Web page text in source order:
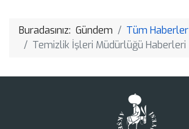
Buradasınız: Gündem
Tüm
Temizlik İşleri Müdürlüğü Haberleri